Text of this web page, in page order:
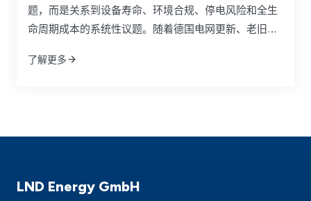
题，而是关系到设备寿命、环境合规、停电风险和全生
命周期成本的系统性议题。随着德国电网更新、老旧变
片老化、密封胶失效和油液管理不足所带来的漏油风险
了解更多
LND Energy GmbH